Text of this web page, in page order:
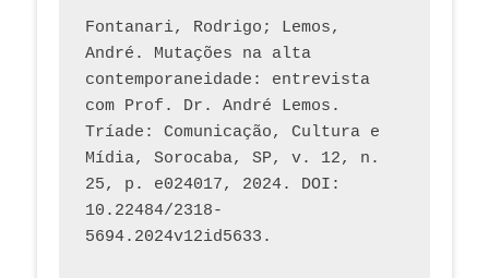
Fontanari, Rodrigo; Lemos,
André. Mutações na alta
contemporaneidade: entrevista
com Prof. Dr. André Lemos.
Tríade: Comunicação, Cultura e
Mídia, Sorocaba, SP, v. 12, n.
25, p. e024017, 2024. DOI:
10.22484/2318-
5694.2024v12id5633.